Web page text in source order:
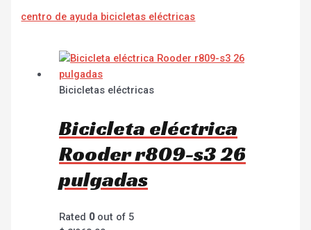
centro de ayuda bicicletas eléctricas
Bicicletas eléctricas
Bicicleta eléctrica
Rooder r809-s3 26
pulgadas
Rated 0out of 5